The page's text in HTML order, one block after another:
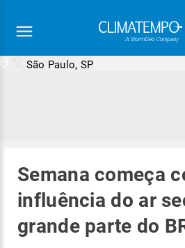
São Paulo, SP
Semana começa
influência do ar
grande parte do